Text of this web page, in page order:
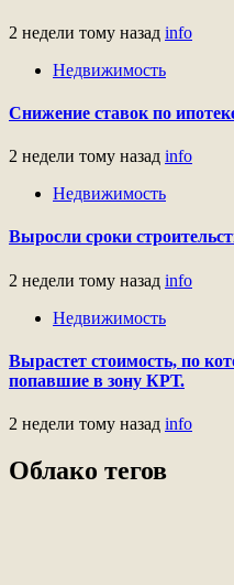
2 недели тому назад info
Недвижимость
Снижение ставок по
2 недели тому назад info
Недвижимость
Выросли сроки
2 недели тому назад info
Недвижимость
Вырастет стоимость, по
попавшие в зону КРТ.
2 недели тому назад info
Облако тегов